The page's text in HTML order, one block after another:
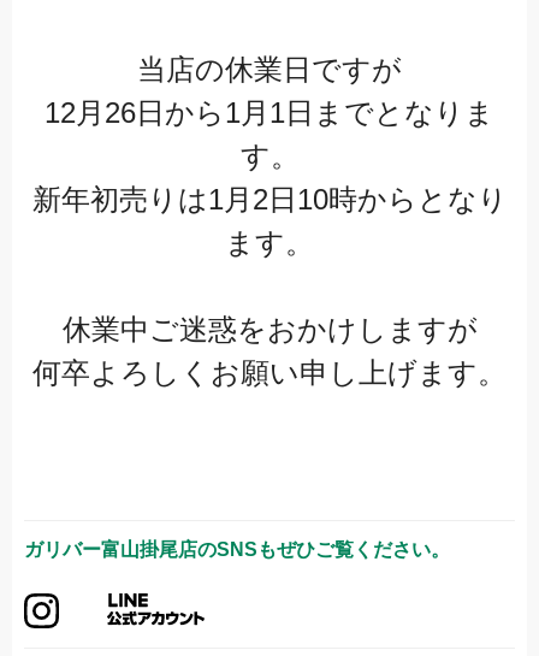
当店の休業日ですが
12月26日から1月1日までとなりま
す。
新年初売りは1月2日10時からとなり
ます。
休業中ご迷惑をおかけしますが
何卒よろしくお願い申し上げます。
ガリバー富山掛尾店のSNSもぜひご覧ください。